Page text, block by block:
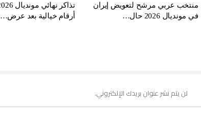
منتخب عربي مرشح لتعويض إيران
في مونديال 2026 حال…
أرقام خيالية بعد عرض…
لن يتم نشر عنوان بريدك الإلكتروني.